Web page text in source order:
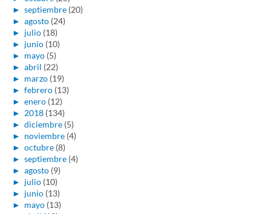
► septiembre (20)
► agosto (24)
► julio (18)
► junio (10)
► mayo (5)
► abril (22)
► marzo (19)
► febrero (13)
► enero (12)
► 2018 (134)
► diciembre (5)
► noviembre (4)
► octubre (8)
► septiembre (4)
► agosto (9)
► julio (10)
► junio (13)
► mayo (13)